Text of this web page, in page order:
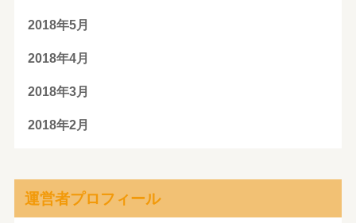
2018年5月
2018年4月
2018年3月
2018年2月
運営者プロフィール